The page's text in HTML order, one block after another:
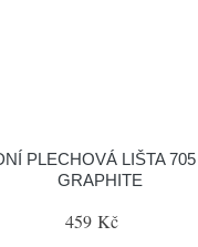
PLECHOVÁ LIŠTA
GRAPHITE
459 Kč